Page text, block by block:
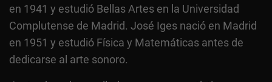
en 1941 y estudió Bellas Artes en la Universidad
Complutense de Madrid. José Iges nació en Madrid
en 1951 y estudió Física y Matemáticas antes de
dedicarse al arte sonoro.